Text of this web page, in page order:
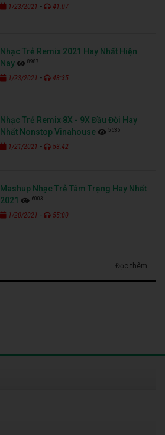
1/23/2021 - 41:07
Nhạc Trẻ Remix 2021 Hay Nhất Hiện
Nay
8987
1/23/2021 - 48:35
Nhạc Trẻ Remix 8X - 9X Đầu Đời Hay
Nhất Nonstop Vinahouse
5636
1/21/2021 - 53:42
Mashup Nhạc Trẻ Tâm Trạng Hay Nhất
2021
6003
1/20/2021 - 55:00
Đọc thêm